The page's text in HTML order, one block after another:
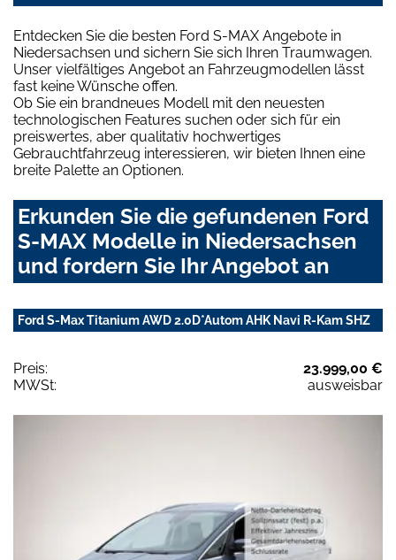
Entdecken Sie die besten Ford S-MAX Angebote in
Niedersachsen und sichern Sie sich Ihren Traumwagen.
Unser vielfältiges Angebot an Fahrzeugmodellen lässt
fast keine Wünsche offen.
Ob Sie ein brandneues Modell mit den neuesten
technologischen Features suchen oder sich für ein
preiswertes, aber qualitativ hochwertiges
Gebrauchtfahrzeug interessieren, wir bieten Ihnen eine
breite Palette an Optionen.
Erkunden Sie die gefundenen Ford
S-MAX Modelle in Niedersachsen
und fordern Sie Ihr Angebot an
Ford S-Max Titanium AWD 2.0D*Autom AHK Navi R-Kam SHZ
Preis:
23.999,00 €
MWSt:
ausweisbar